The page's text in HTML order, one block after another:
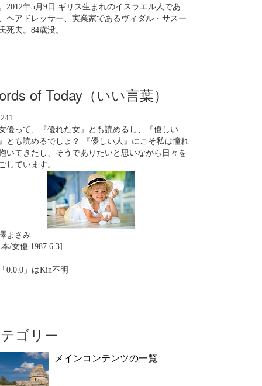
2012年5月9日 ギリス生まれのイスラエル人であ
ヘアドレッサー、実業家であるヴィダル・サスー
死去。84歳没。
of Today（いい言葉）
女優って、『優れた女』とも読めるし、『優しい
とも読めるでしょ？ 『優しい人』にこそ私は憧れ
いてきたし、そうでありたいと思いながら日々を
しています。
まさみ
/女優 1987.6.3]
0.0.0」はKin不明
ゴリー
メインコンテンツの一覧